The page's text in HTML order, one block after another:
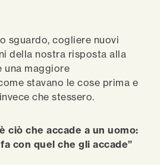
sguardo, cogliere nuovi
della nostra risposta alla
una maggiore
stavano le cose prima e
che stessero.
ciò che accade a un uomo:
con quel che gli accade”